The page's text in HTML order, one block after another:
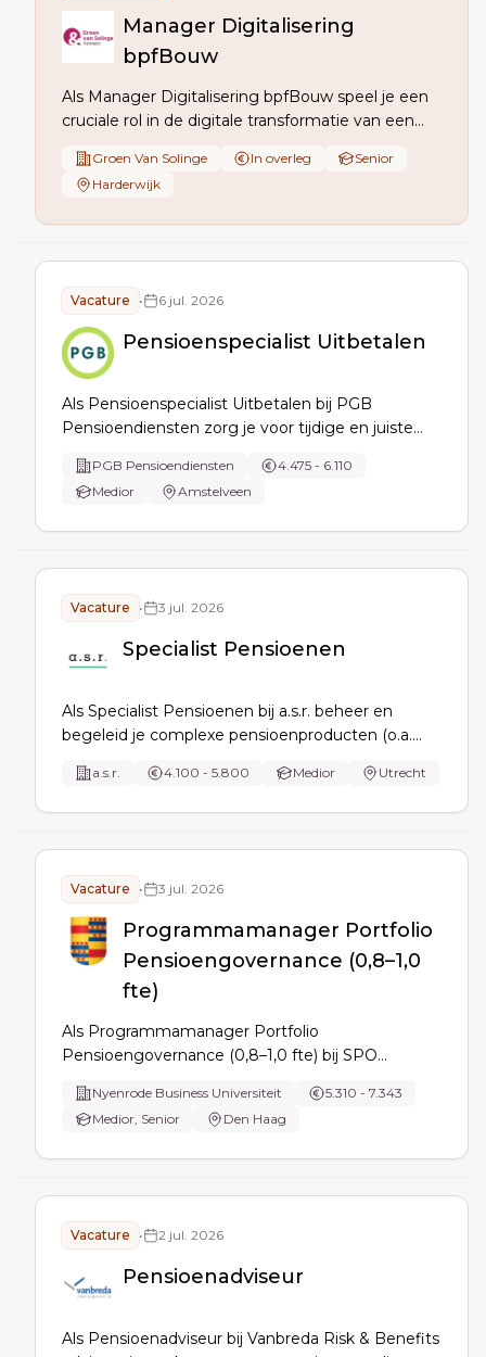
Manager Digitalisering
bpfBouw
Als Manager Digitalisering bpfBouw speel je een
cruciale rol in de digitale transformatie van een
coördineert digitalisering, IT, en
informatiebeveiliging, rapporteert aan het Hoofd
Groen Van Solinge In overleg
Senior
Harderwijk
Vacature • 6 jul. 2026
Pensioenspecialist Uitbetalen
Als Pensioenspecialist Uitbetalen bij PGB
Pensioendiensten zorg je voor tijdige en juiste
berekeningen, controles op
uitkeringen/aangiften/afdrachten, verwerking van
PGB Pensioendiensten
4.475 - 6.110
Medior
Amstelveen
Vacature • 3 jul. 2026
Specialist Pensioenen
Als Specialist Pensioenen bij a.s.r. beheer en
begeleid je complexe pensioenproducten (o.a.
pensioenfondsen en adviseurs, bewaak je
productverbetering.
a.s.r. 4.100 - 5.800 Medior Utrecht
Vacature • 3 jul. 2026
Programmamanager Portfolio
Pensioengovernance (0,8–1,0
fte)
Als Programmamanager Portfolio
Pensioengovernance (0,8–1,0 fte) bij SPO
ontwikkel en actualiseer je governance-
opleidingen, borg je kwaliteit en stuur je op
Nyenrode Business Universiteit
5.310 - 7.343
Medior, Senior
Den Haag
Vacature • 2 jul. 2026
Pensioenadviseur
Als Pensioenadviseur bij Vanbreda Risk & Benefits